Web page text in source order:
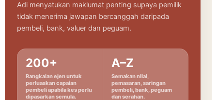
Adi menyatukan maklumat penting supaya pemilik
tidak menerima jawapan bercanggah daripada
pembeli, bank, valuer dan peguam.
200+
Rangkaian ejen untuk
perluaskan capaian
pembeli apabila kes perlu
dipasarkan semula.
A–Z
Semakan nilai,
pemasaran, saringan
pembeli, bank, peguam
dan serahan.